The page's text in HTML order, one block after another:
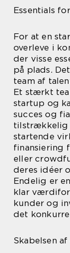
Essentials
For at en
overleve i
der visse
på plads.
team af
Et stærkt
startup og
succes og
tilstrækkelig
startende
finansiering
eller
deres idéer
Endelig er
klar
kunder og
det
Skabelsen